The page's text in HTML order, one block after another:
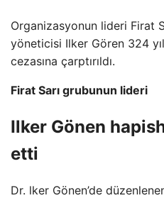
Organizasyonun lideri Firat
yöneticisi Ilker Gören 324
cezasına çarptırıldı.
Firat Sarı grubunun lideri
Ilker Gönen
etti
Dr. lker Gönen’de